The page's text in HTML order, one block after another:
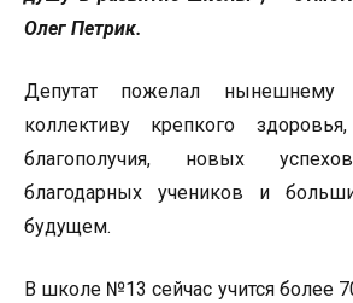
Олег Петрик.
Депутат пожелал нынешнему
коллективу крепкого
благополучия, новых
благодарных учеников и
будущем.
В школе №13 сейчас учится более